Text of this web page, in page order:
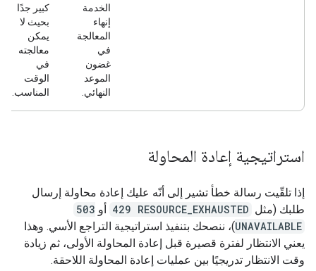
الخدمة
إنهاء
المعالجة
في
غضون
الموعد
النهائي.
كبير جدًا
بحيث لا
يمكن
معالجته
في
الوقت
المناسب.
استراتيجية إعادة المحاولة
إذا تلقّيت رسالة خطأ تشير إلى أنّه عليك إعادة محاولة إرسال
طلبك (مثل 429 RESOURCE_EXHAUSTED أو 503
UNAVAILABLE)، ننصحك بتنفيذ استراتيجية التراجع الأسي. وهذا
يعني الانتظار لفترة قصيرة قبل إعادة المحاولة الأولى، ثم زيادة
وقت الانتظار تدريجيًا بين عمليات إعادة المحاولة اللاحقة.